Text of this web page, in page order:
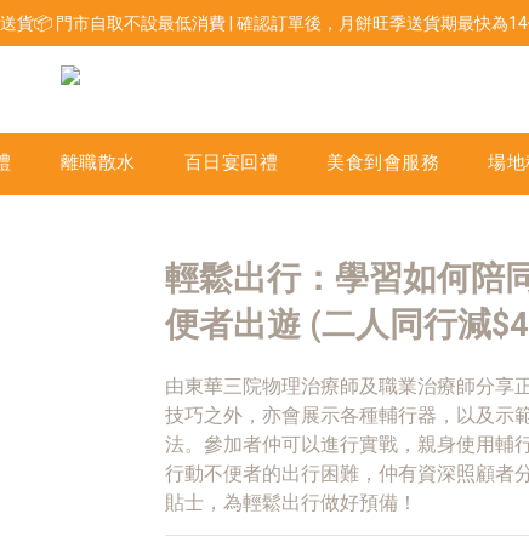
貨📦 門市自取不設最低消費 | 確認訂單後，月餅旺季送貨期最快為
離職散水 百日宴回禮 美食到會服務 場地
輕鬆出行：學習如何陪
便者出遊 (二人同行減
由東華三院物理治療師及職業治療師分享
技巧之外，亦會展示各種輔行器，以及示
法。參加者仲可以進行實戰，親身使用輔
行動不便者的出行困難，仲有資深照顧者
貼士，為輕鬆出行做好預備！